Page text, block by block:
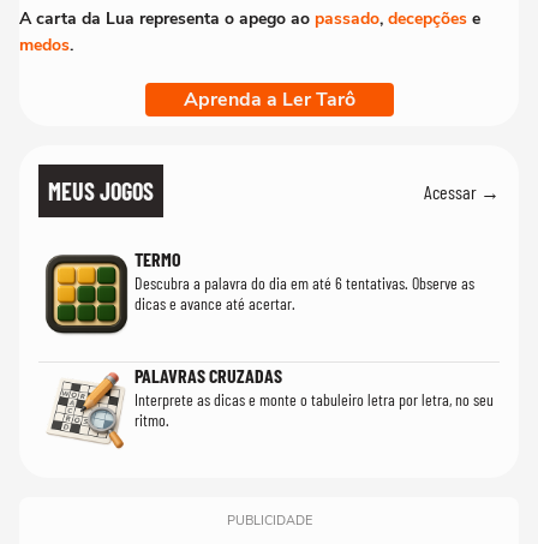
A carta da Lua representa o apego ao passado, decepções e
medos.
Aprenda a Ler Tarô
MEUS JOGOS Acessar →
TERMO
Descubra a palavra do dia em até 6 tentativas. Observe as
dicas e avance até acertar.
PALAVRAS CRUZADAS
Interprete as dicas e monte o tabuleiro letra por letra, no seu
ritmo.
PUBLICIDADE